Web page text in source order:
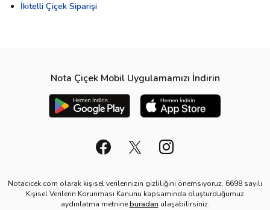
İkitelli Çiçek Siparişi
Nota Çiçek Mobil Uygulamamızı İndirin
Notacicek.com olarak kişisel verilerinizin gizliliğini önemsiyoruz. 6698 sayılı
Kişisel Verilerin Korunması Kanunu kapsamında oluşturduğumuz
aydınlatma metnineburadan ulaşabilirsiniz.